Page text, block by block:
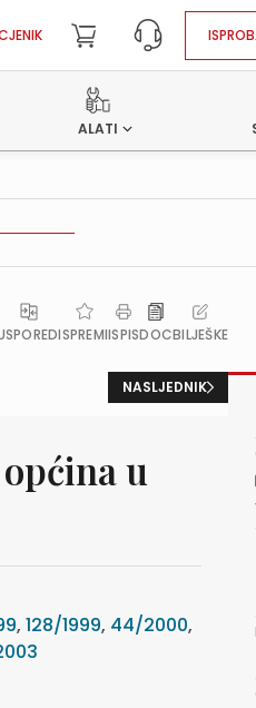
ALATI
SPREMIISPISDOCBILJEŠKE
NASLJEDNIK
u
, 128/1999, 44/2000,